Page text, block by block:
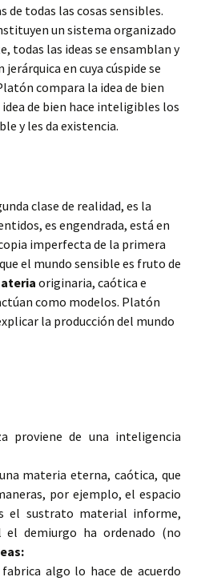
de todas las cosas sensibles.
un sistema organizado
todas las ideas se ensamblan y
en cuya cúspide se
compara la idea de bien
de bien hace inteligibles los
y les da existencia.
clase de realidad, es la
es engendrada, está en
imperfecta de la primera
el mundo sensible es fruto de
originaria, caótica e
como modelos. Platón
la producción del mundo
proviene de una inteligencia
materia eterna, caótica, que
por ejemplo, el espacio
el sustrato material informe,
demiurgo ha ordenado (no
algo lo hace de acuerdo